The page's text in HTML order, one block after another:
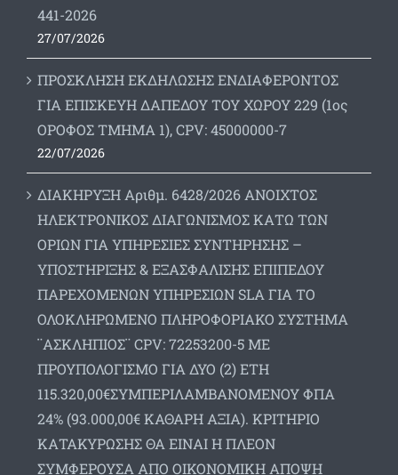
441-2026
27/07/2026
ΠΡΟΣΚΛΗΣΗ ΕΚΔΗΛΩΣΗΣ ΕΝΔΙΑΦΕΡΟΝΤΟΣ
ΓΙΑ ΕΠΙΣΚΕΥΗ ΔΑΠΕΔΟΥ ΤΟΥ ΧΩΡΟΥ 229 (1ος
ΟΡΟΦΟΣ ΤΜΗΜΑ 1), CPV: 45000000-7
22/07/2026
ΔΙΑΚΗΡΥΞΗ Αριθμ. 6428/2026 ΑΝΟΙΧΤΟΣ
ΗΛΕΚΤΡΟΝΙΚΟΣ ΔΙΑΓΩΝΙΣΜΟΣ ΚΑΤΩ ΤΩΝ
ΟΡΙΩΝ ΓΙΑ ΥΠΗΡΕΣΙΕΣ ΣΥΝΤΗΡΗΣΗΣ –
ΥΠΟΣΤΗΡΙΞΗΣ & ΕΞΑΣΦΑΛΙΣΗΣ ΕΠΙΠΕΔΟΥ
ΠΑΡΕΧΟΜΕΝΩΝ ΥΠΗΡΕΣΙΩΝ SLA ΓΙΑ ΤΟ
ΟΛΟΚΛΗΡΩΜΕΝΟ ΠΛΗΡΟΦΟΡΙΑΚΟ ΣΥΣΤΗΜΑ
¨ΑΣΚΛΗΠΙΟΣ¨ CPV: 72253200-5 ΜΕ
ΠΡΟΥΠΟΛΟΓΙΣΜΟ ΓΙΑ ΔΥΟ (2) ΕΤΗ
115.320,00€ΣΥΜΠΕΡΙΛΑΜΒΑΝΟΜΕΝΟΥ ΦΠΑ
24% (93.000,00€ ΚΑΘΑΡΗ ΑΞΙΑ). ΚΡΙΤΗΡΙΟ
ΚΑΤΑΚΥΡΩΣΗΣ ΘΑ ΕΙΝΑΙ Η ΠΛΕΟΝ
ΣΥΜΦΕΡΟΥΣΑ ΑΠΟ ΟΙΚΟΝΟΜΙΚΗ ΑΠΟΨΗ